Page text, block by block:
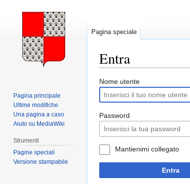
Entra
Vai
alla
navigazione
Vai
alla
ricerca
Nome utente
Password
Mantienimi collegato
Entra
Pagina speciale
Pagina principale
Ultime modifiche
Una pagina a caso
Aiuto su MediaWiki
Strumenti
Pagine speciali
Versione stampabile